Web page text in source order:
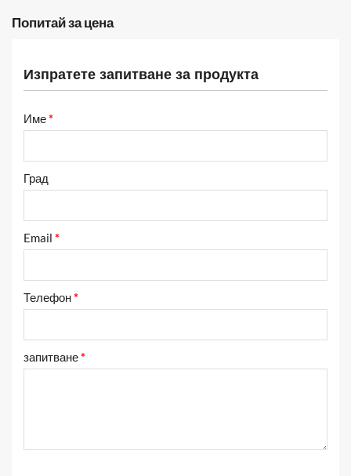
Попитай за цена
Изпратете запитване за продукта
Име*
Град
Email *
Телефон*
запитване*